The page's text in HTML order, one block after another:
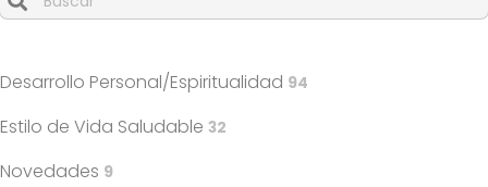
Desarrollo Personal/Espiritualidad 94
Estilo de Vida Saludable 32
Novedades 9